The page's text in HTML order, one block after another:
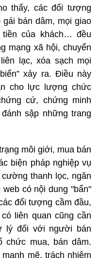
thấy, các đối tượng
bán dâm, mọi giao
của khách… đều
mạng xã hội, chuyển
lạc, xóa sạch mọi
xảy ra. Điều này
cho lực lượng chức
cứ, chứng minh
sập những trang
môi giới, mua bán
biện pháp nghiệp vụ
thanh lọc, ngăn
có nội dung "bẩn"
đối tượng cầm đầu,
liên quan cũng cần
lý đối với người bán
chức mua, bán dâm.
mẽ, trách nhiệm